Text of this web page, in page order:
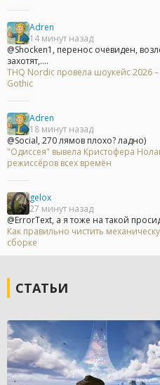
Adren
14 минут назад
@Shocken1, перенос очевиден,
захотят,....
THQ Nordic провела шоукейс 2026
Gothic
Adren
18 минут назад
@Social, 270 лямов плохо? ладно)
"Одиссея" вывела Кристофера
режиссёров всех времён
gelox
27 минут назад
@ErrorText, а я тоже на такой
Как правильно чистить
сборке
СТАТЬИ